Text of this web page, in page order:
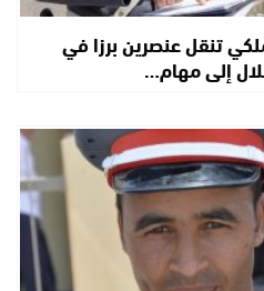
تنقل عنصرين برزا في
إلى مهام…